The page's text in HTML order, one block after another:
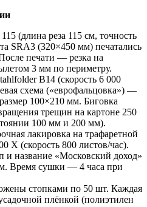
(длина реза 115 см, точность
SRA3 (320×450 мм) печатались
печати — резка на
3 мм по периметру.
B14 (скорость 6 000
схема («еврофальцовка») —
100×210 мм. Биговка
трещин на картоне 250
100 мм и 200 мм).
лакировка на трафаретной
X (скорость 800 листов/час).
и название «Московский доход»
Время сушки — 4 часа при
стопками по 50 шт. Каждая
плёнкой (полиэтилен